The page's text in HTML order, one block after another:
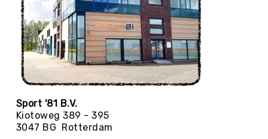
Yoga
Accessoires
KinderYoga
Meditatiekussens
Yoga
Pakketten
reiniging
Sport '81 B.V.
Kiotoweg 389 - 395
3047 BG Rotterdam